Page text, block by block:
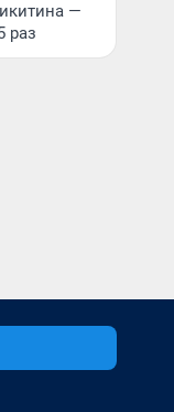
—
раз